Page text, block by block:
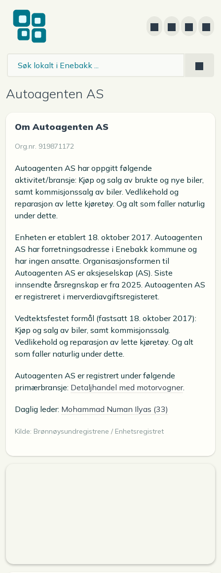
Autoagenten AS
Om Autoagenten AS
Org.nr. 919871172
Autoagenten AS har oppgitt følgende
aktivitet/bransje: Kjøp og salg av brukte og nye biler,
samt kommisjonssalg av biler. Vedlikehold og
reparasjon av lette kjøretøy. Og alt som faller naturlig
under dette.
Enheten er etablert 18. oktober 2017. Autoagenten
AS har forretningsadresse i Enebakk kommune og
har ingen ansatte. Organisasjonsformen til
Autoagenten AS er aksjeselskap (AS). Siste
innsendte årsregnskap er fra 2025. Autoagenten AS
er registreret i merverdiavgiftsregisteret.
Vedtektsfestet formål (fastsatt 18. oktober 2017):
Kjøp og salg av biler, samt kommisjonssalg.
Vedlikehold og reparasjon av lette kjøretøy. Og alt
som faller naturlig under dette.
Autoagenten AS er registrert under følgende
primærbransje: Detaljhandel med motorvogner.
Daglig leder: Mohammad Numan Ilyas (33)
Kilde: Brønnøysundregistrene / Enhetsregistret